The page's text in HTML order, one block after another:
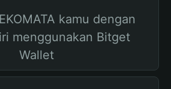
kamu dengan
menggunakan Bitget
Wallet